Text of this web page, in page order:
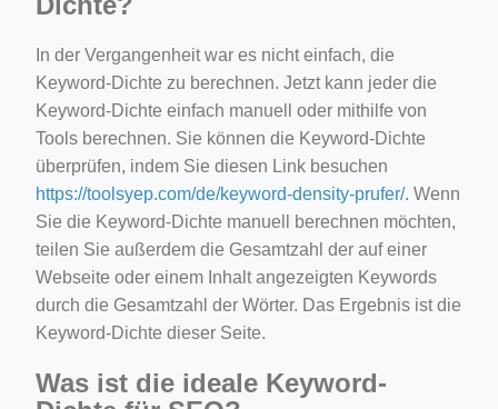
In der Vergangenheit war es nicht einfach, die
Keyword-Dichte zu berechnen. Jetzt kann jeder die
Keyword-Dichte einfach manuell oder mithilfe von
Tools berechnen. Sie können die Keyword-Dichte
überprüfen, indem Sie diesen Link besuchen
https://toolsyep.com/de/keyword-density-prufer/. Wenn
Sie die Keyword-Dichte manuell berechnen möchten,
teilen Sie außerdem die Gesamtzahl der auf einer
Webseite oder einem Inhalt angezeigten Keywords
durch die Gesamtzahl der Wörter. Das Ergebnis ist die
Keyword-Dichte dieser Seite.
Was ist die ideale Keyword-